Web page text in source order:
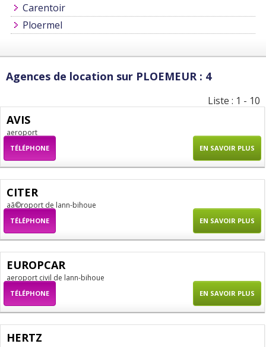
Carentoir
Ploermel
Agences de location sur PLOEMEUR : 4
Liste : 1 - 10
AVIS
aeroport
TÉLÉPHONE EN SAVOIR PLUS
CITER
aã©roport de lann-bihoue
TÉLÉPHONE EN SAVOIR PLUS
EUROPCAR
aeroport civil de lann-bihoue
TÉLÉPHONE EN SAVOIR PLUS
HERTZ